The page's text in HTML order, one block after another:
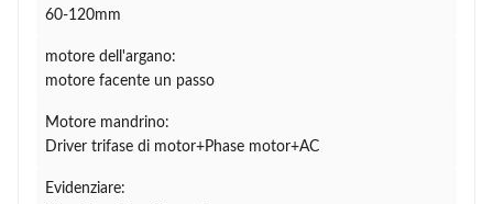
60-120mm
motore dell'argano:
motore facente un passo
Motore mandrino:
Driver trifase di motor+Phase motor+AC
Evidenziare: